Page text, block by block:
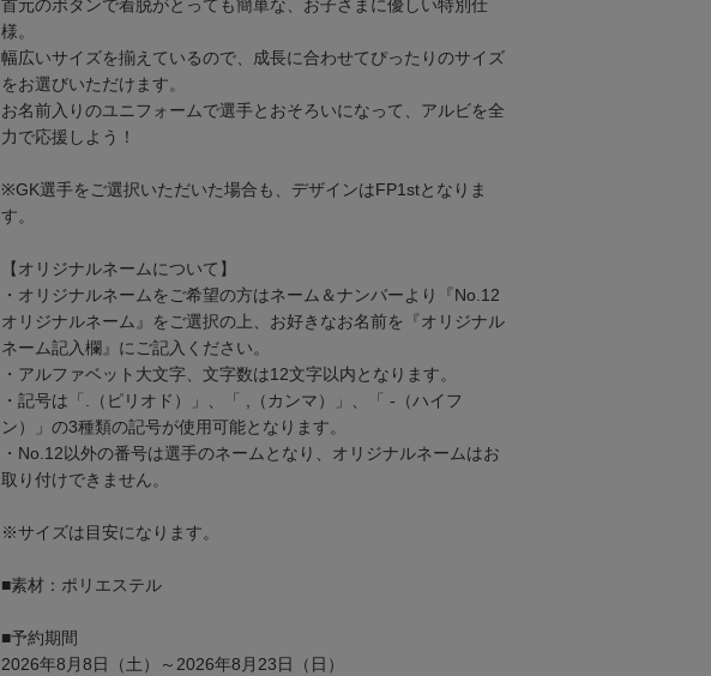
首元のボタンで着脱がとっても簡単な、お子さまに優しい特別仕
様。
幅広いサイズを揃えているので、成長に合わせてぴったりのサイズ
をお選びいただけます。
お名前入りのユニフォームで選手とおそろいになって、アルビを全
力で応援しよう！
※GK選手をご選択いただいた場合も、デザインはFP1stとなりま
す。
【オリジナルネームについて】
・オリジナルネームをご希望の方はネーム＆ナンバーより『No.12
オリジナルネーム』をご選択の上、お好きなお名前を『オリジナル
ネーム記入欄』にご記入ください。
・アルファベット大文字、文字数は12文字以内となります。
・記号は「.（ピリオド）」、「 ,（カンマ）」、「 -（ハイフ
ン）」の3種類の記号が使用可能となります。
・No.12以外の番号は選手のネームとなり、オリジナルネームはお
取り付けできません。
※サイズは目安になります。
■素材：ポリエステル
■予約期間
2026年8月8日（土）～2026年8月23日（日）